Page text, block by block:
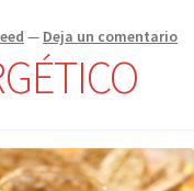
— Deja un comentario